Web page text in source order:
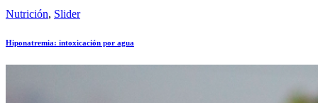
Nutrición, Slider
Hiponatremia: intoxicación por agua